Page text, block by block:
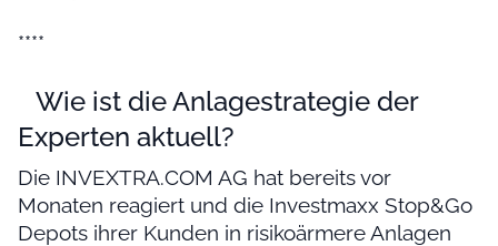
****
Wie ist die Anlagestrategie der
Experten aktuell?
Die INVEXTRA.COM AG hat bereits vor
Monaten reagiert und die Investmaxx Stop&Go
Depots ihrer Kunden in risikoärmere Anlagen